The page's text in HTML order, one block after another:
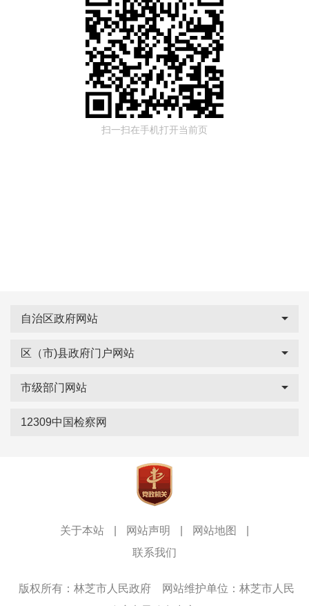
扫一扫在手机打开当前页
自治区政府网站
区（市)县政府门户网站
市级部门网站
12309中国检察网
关于本站 网站声明 网站地图
联系我们
版权所有：林芝市人民政府
网站维护单位：林芝市人民